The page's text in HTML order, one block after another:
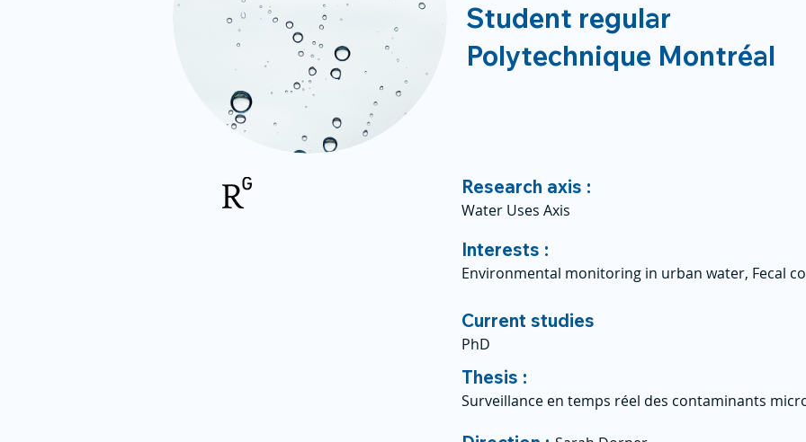
Student regular
Polytechnique Montréal
Research axis :
Water Uses Axis
Interests :
Environmental monitoring in urban water, Fecal
Current studies
PhD
Thesis :
Surveillance en temps réel des contaminants